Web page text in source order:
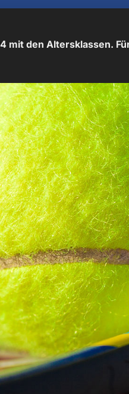
mit den Altersklassen.